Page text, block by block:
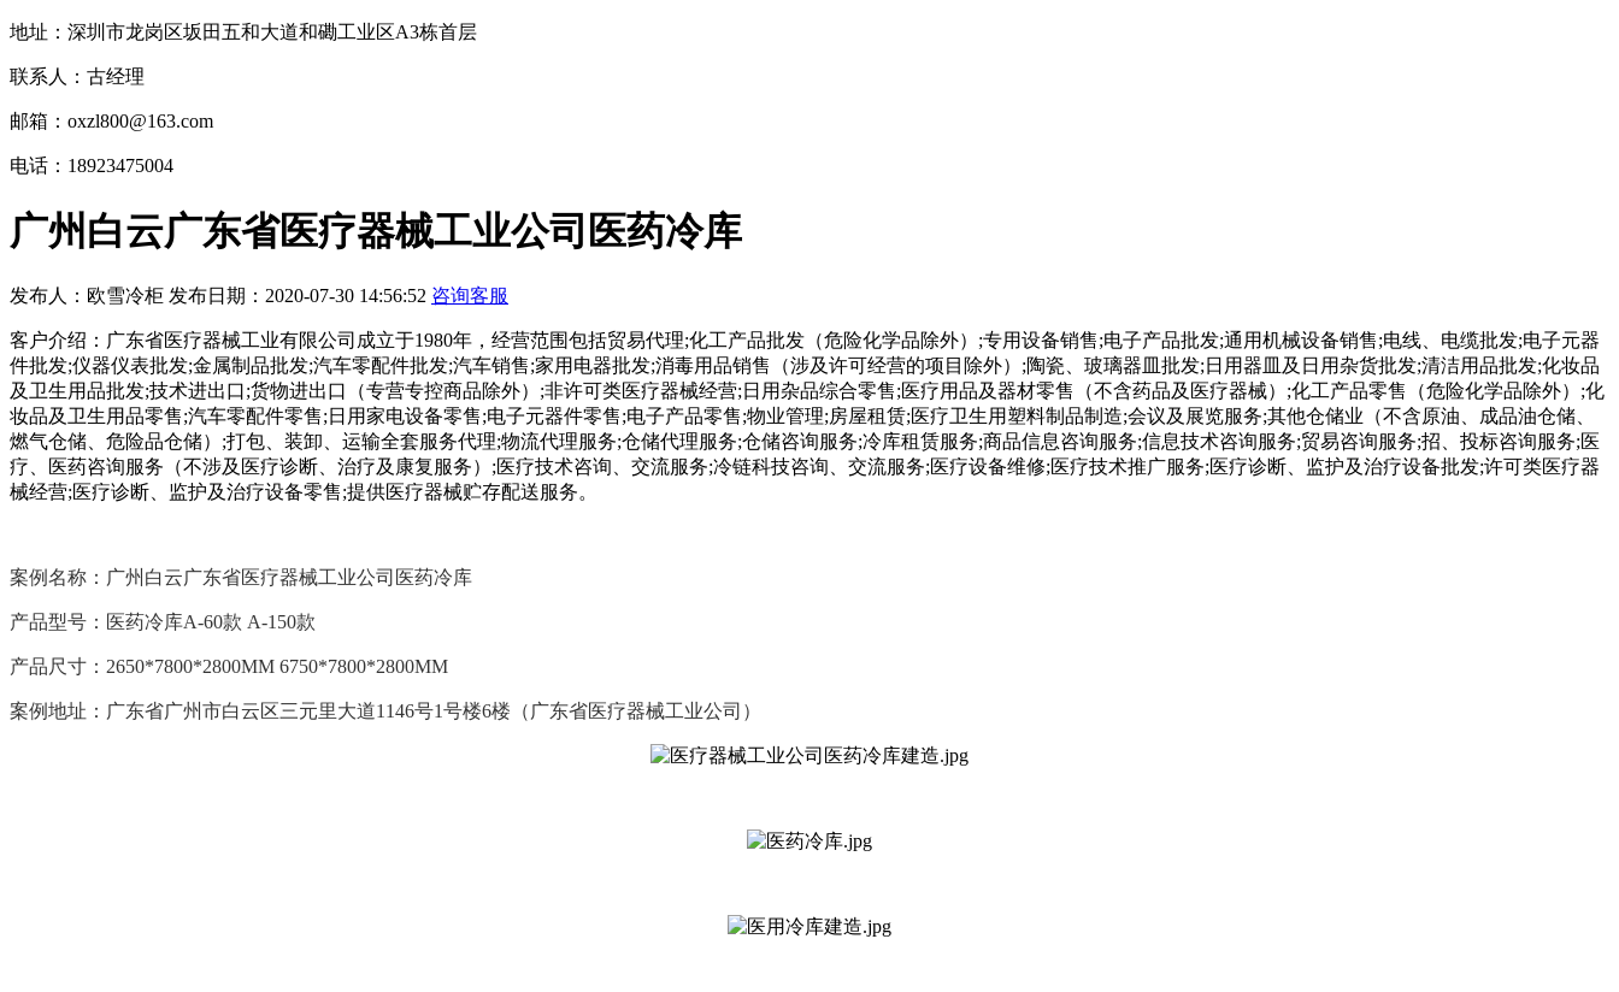
地址：深圳市龙岗区坂田五和大道和磡工业区A3栋首层
联系人：古经理
邮箱：oxzl800@163.com
电话：18923475004
广州白云广东省医疗器械工业公司医药冷库
发布人： 欧雪冷柜 发布日期： 2020-07-30 14:56:52 咨询客服
客户介绍：广东省医疗器械工业有限公司成立于1980年，经营范围包括贸易代理;化工产品批发（危险化学品除外）;专用设备销售;电子产品批发;通用机械设备销售;电线、电缆批发;电子元器
件批发;仪器仪表批发;金属制品批发;汽车零配件批发;汽车销售;家用电器批发;消毒用品销售（涉及许可经营的项目除外）;陶瓷、玻璃器皿批发;日用器皿及日用杂货批发;清洁用品批发;化妆品
及卫生用品批发;技术进出口;货物进出口（专营专控商品除外）;非许可类医疗器械经营;日用杂品综合零售;医疗用品及器材零售（不含药品及医疗器械）;化工产品零售（危险化学品除外）;化
妆品及卫生用品零售;汽车零配件零售;日用家电设备零售;电子元器件零售;电子产品零售;物业管理;房屋租赁;医疗卫生用塑料制品制造;会议及展览服务;其他仓储业（不含原油、成品油仓储、
燃气仓储、危险品仓储）;打包、装卸、运输全套服务代理;物流代理服务;仓储代理服务;仓储咨询服务;冷库租赁服务;商品信息咨询服务;信息技术咨询服务;贸易咨询服务;招、投标咨询服务;医
疗、医药咨询服务（不涉及医疗诊断、治疗及康复服务）;医疗技术咨询、交流服务;冷链科技咨询、交流服务;医疗设备维修;医疗技术推广服务;医疗诊断、监护及治疗设备批发;许可类医疗器
械经营;医疗诊断、监护及治疗设备零售;提供医疗器械贮存配送服务。
案例名称：广州白云广东省医疗器械工业公司医药冷库
产品型号：医药冷库A-60款 A-150款
产品尺寸：2650*7800*2800MM 6750*7800*2800MM
案例地址：广东省广州市白云区三元里大道1146号1号楼6楼（广东省医疗器械工业公司）